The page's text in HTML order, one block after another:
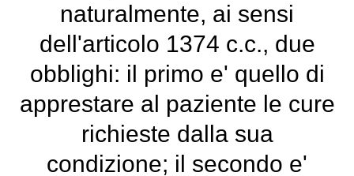
naturalmente, ai sensi
dell'articolo 1374 c.c., due
obblighi: il primo e' quello di
apprestare al paziente le cure
richieste dalla sua
condizione; il secondo e'